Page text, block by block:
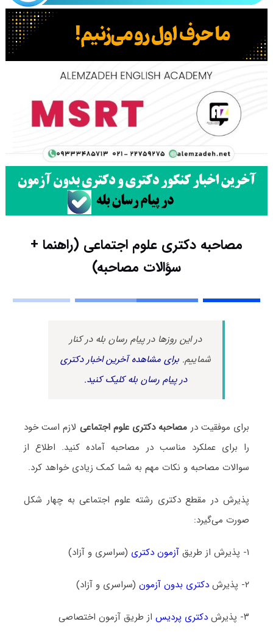
مصاحبه دکتری علوم اجتماعی (راهنما +
سؤالات مصاحبه)
در این روزها در پیام رسان بله در کنار
شماییم.برای مشاهده آخرین اخبار دکتری
در پیام رسان بله کلیک کنید.
برای موفقیت در مصاحبه دکتری علوم اجتماعی لازم است خود
را برای عملکرد مناسب در مصاحبه آماده کنید. اطلاع از
سوالات مصاحبه و نکات مهم به شما کمک زیادی خواهد کرد.
پذیرش در مقطع دکتری رشته علوم اجتماعی به چهار شکل
صورت می‌گیرد:
۱- پذیرش از طریق آزمون دکتری (سراسری و آزاد)
۲- پذیرش دکتری بدون آزمون(سراسری و آزاد)
۳- پذیرش دکتری پردیساز طریق آزمون اختصاصی